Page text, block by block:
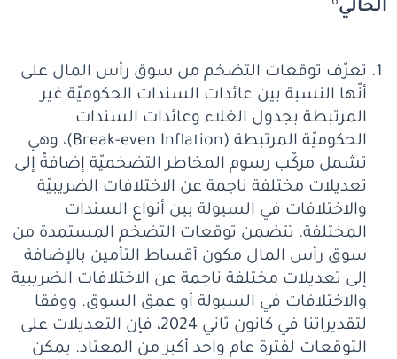
الحالي
تعرّف توقعات التضخم من سوق رأس المال على
أنّها النسبة بين عائدات السندات الحكوميّة غير
المرتبطة بجدول الغلاء وعائدات السندات
الحكوميّة المرتبطة (Break-even Inflation)، وهي
تشمل مركّب رسوم المخاطر التضخميّة إضافةً إلى
تعديلات مختلفة ناجمة عن الاختلافات الضريبيّة
والاختلافات في السيولة بين أنواع السندات
المختلفة. تتضمن توقعات التضخم المستمدة من
سوق رأس المال مكون أقساط التأمين بالإضافة
إلى تعديلات مختلفة ناجمة عن الاختلافات الضريبية
والاختلافات في السيولة أو عمق السوق. ووفقا
لتقديراتنا في كانون ثاني 2024، فإن التعديلات على
التوقعات لفترة عام واحد أكبر من المعتاد. يمكن